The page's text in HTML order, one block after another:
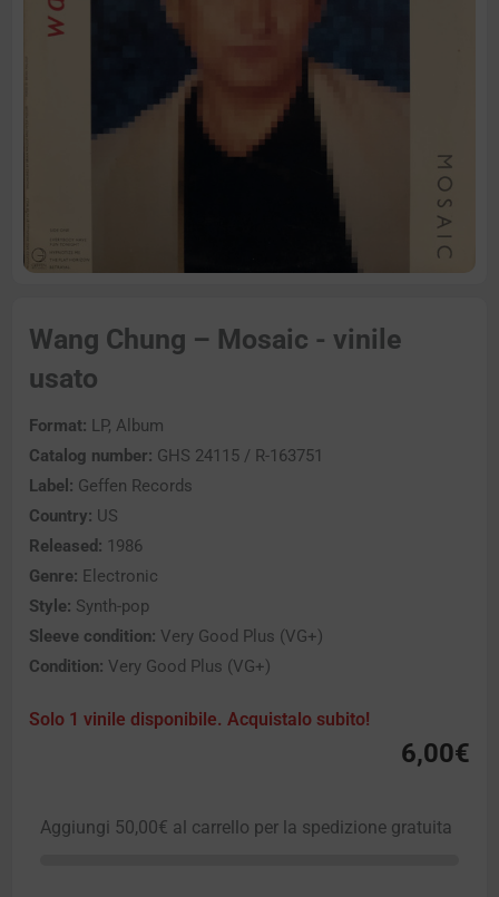
Wang Chung – Mosaic - vinile
usato
Format: LP, Album
Catalog number: GHS 24115 / R-163751
Label: Geffen Records
Country: US
Released: 1986
Genre: Electronic
Style: Synth-pop
Sleeve condition: Very Good Plus (VG+)
Condition: Very Good Plus (VG+)
Solo 1 vinile disponibile. Acquistalo subito!
6,00€
Aggiungi 50,00€ al carrello per la spedizione gratuita